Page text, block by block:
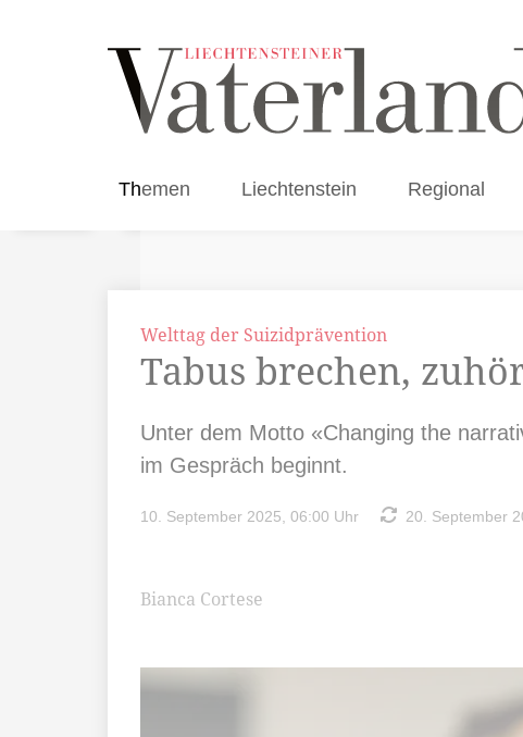
Themen Liechtenstein Regional
Welttag der Suizidprävention
Tabus brechen,
Unter dem Motto «Changing the
im Gespräch beginnt.
10. September 2025, 06:00 Uhr 20. September
Bianca Cortese